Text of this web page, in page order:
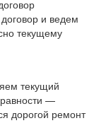
и ведем
текущему
текущий
—
дорогой ремонт